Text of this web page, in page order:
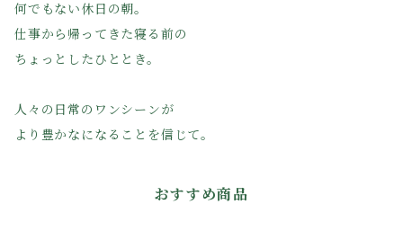
何でもない休日の朝。
仕事から帰ってきた寝る前の
ちょっとしたひととき。
人々の日常のワンシーンが
より豊かなになることを信じて。
おすすめ商品